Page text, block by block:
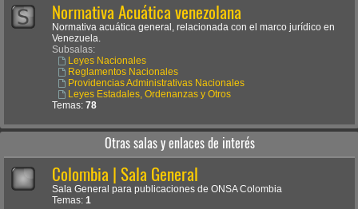
Normativa Acuática venezolana
Normativa acuática general, relacionada con el marco jurídico en
Venezuela.
Subsalas:
Leyes Nacionales
Reglamentos Nacionales
Providencias Administrativas Nacionales
Leyes Estadales, Ordenanzas y Otros
Temas: 78
Otras salas y enlaces de interés
Colombia | Sala General
Sala General para publicaciones de ONSA Colombia
Temas: 1